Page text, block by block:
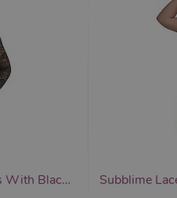
Subblime Long Sleeved Dress With Black Lace, šaty s dlouhým rukávem
pro správnou
aktualizace běžněji
uživatelů
každého požadavku na
pro analytické přehledy
používaného k